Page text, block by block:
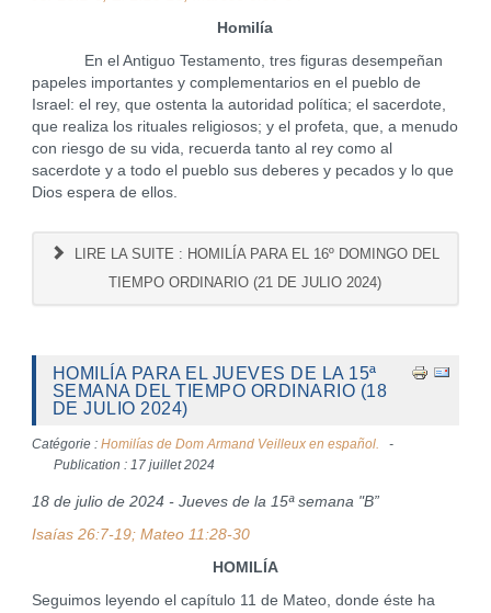
Homilía
En el Antiguo Testamento, tres figuras desempeñan
papeles importantes y complementarios en el pueblo de
Israel: el rey, que ostenta la autoridad política; el sacerdote,
que realiza los rituales religiosos; y el profeta, que, a menudo
con riesgo de su vida, recuerda tanto al rey como al
sacerdote y a todo el pueblo sus deberes y pecados y lo que
Dios espera de ellos.
LIRE LA SUITE : HOMILÍA PARA EL 16º DOMINGO DEL
TIEMPO ORDINARIO (21 DE JULIO 2024)
HOMILÍA PARA EL JUEVES DE LA 15ª
SEMANA DEL TIEMPO ORDINARIO (18
DE JULIO 2024)
Catégorie : Homilías de Dom Armand Veilleux en español.
Publication : 17 juillet 2024
18 de julio de 2024 - Jueves de la 15ª semana "B”
Isaías 26:7-19; Mateo 11:28-30
HOMILÍA
Seguimos leyendo el capítulo 11 de Mateo, donde éste ha